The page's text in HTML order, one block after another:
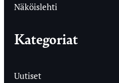
Näköislehti
Kategoriat
Uutiset